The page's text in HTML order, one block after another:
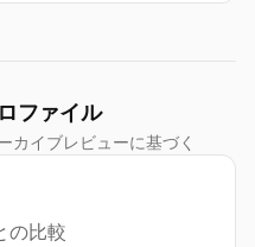
ファイル
カイブレビューに基づく
の比較